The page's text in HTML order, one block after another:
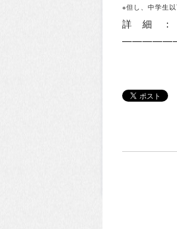
※但し、中学生以
詳 細 ：